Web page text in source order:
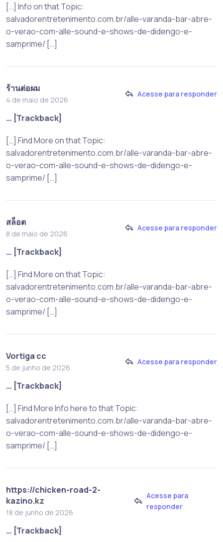
[…] Info on that Topic:
salvadorentretenimento.com.br/alle-varanda-bar-abre-
o-verao-com-alle-sound-e-shows-de-didengo-e-
samprime/ […]
ร้านต่อผม
4 de maio de 2026
Acesse para responder
… [Trackback]
[…] Find More on that Topic:
salvadorentretenimento.com.br/alle-varanda-bar-abre-
o-verao-com-alle-sound-e-shows-de-didengo-e-
samprime/ […]
สล็อต
8 de maio de 2026
Acesse para responder
… [Trackback]
[…] Find More on that Topic:
salvadorentretenimento.com.br/alle-varanda-bar-abre-
o-verao-com-alle-sound-e-shows-de-didengo-e-
samprime/ […]
Vortiga cc
5 de junho de 2026
Acesse para responder
… [Trackback]
[…] Find More Info here to that Topic:
salvadorentretenimento.com.br/alle-varanda-bar-abre-
o-verao-com-alle-sound-e-shows-de-didengo-e-
samprime/ […]
https://chicken-road-2-
kazino.kz
18 de junho de 2026
Acesse para
responder
… [Trackback]